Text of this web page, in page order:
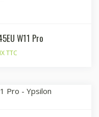
W11 Pro
TTC